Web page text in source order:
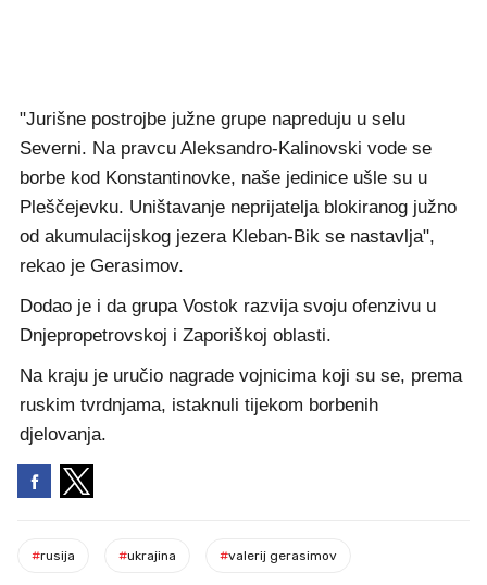
"Jurišne postrojbe južne grupe napreduju u selu
Severni. Na pravcu Aleksandro-Kalinovski vode se
borbe kod Konstantinovke, naše jedinice ušle su u
Pleščejevku. Uništavanje neprijatelja blokiranog južno
od akumulacijskog jezera Kleban-Bik se nastavlja",
rekao je Gerasimov.
Dodao je i da grupa Vostok razvija svoju ofenzivu u
Dnjepropetrovskoj i Zaporiškoj oblasti.
Na kraju je uručio nagrade vojnicima koji su se, prema
ruskim tvrdnjama, istaknuli tijekom borbenih
djelovanja.
#rusija #ukrajina #valerij gerasimov